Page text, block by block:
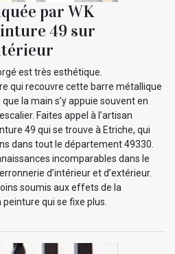
par WK
49 sur
est très esthétique.
qui recouvre cette barre métallique
la main s’y appuie souvent en
Faites appel à l’artisan
49 qui se trouve à Etriche, qui
dans tout le département 49330.
incomparables dans le
d’intérieur et d’extérieur.
soumis aux effets de la
qui se fixe plus.